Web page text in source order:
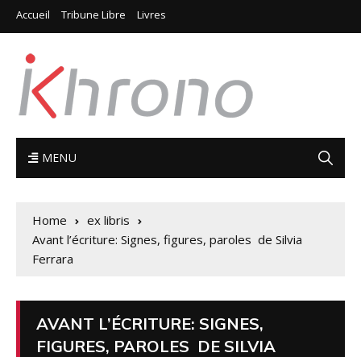
Accueil Tribune Libre Livres
MENU
Home
ex libris
Avant l’écriture: Signes, figures, paroles de Silvia
Ferrara
AVANT L’ÉCRITURE: SIGNES,
FIGURES, PAROLES DE SILVIA